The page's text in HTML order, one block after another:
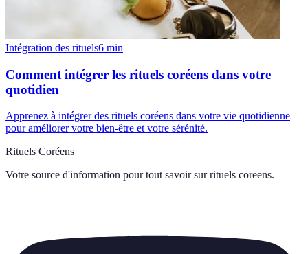
Intégration des rituels6 min
Comment intégrer les rituels coréens dans votre
quotidien
Apprenez à intégrer des rituels coréens dans votre vie quotidienne
pour améliorer votre bien-être et votre sérénité.
Rituels Coréens
Votre source d'information pour tout savoir sur rituels coreens.